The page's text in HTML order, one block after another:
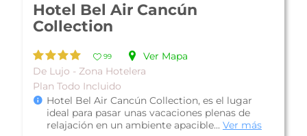
Hotel Beachscape Kin Ha
Villas & Suites
25
Ver Mapa
Familiar - Zona Hotelera
Plan Todo Incluido
Hotel Beachscape Kin Ha Villas & Suites, es una
bonita propiedad con una privilegiada
ubicación a pie de playa en el coraz...Ver más